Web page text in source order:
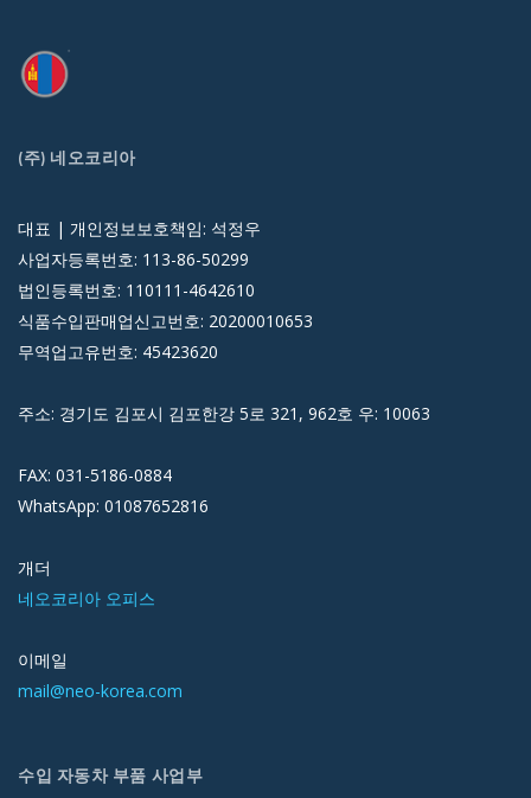
(주) 네오코리아
대표 | 개인정보보호책임: 석정우
사업자등록번호: 113-86-50299
법인등록번호: 110111-4642610
식품수입판매업신고번호: 20200010653
무역업고유번호: 45423620
주소: 경기도 김포시 김포한강 5로 321, 962호 우: 10063
FAX: 031-5186-0884
WhatsApp: 01087652816
개더
네오코리아 오피스
이메일
mail@neo-korea.com
수입 자동차 부품 사업부